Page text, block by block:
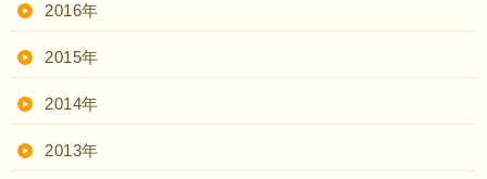
2016年
2015年
2014年
2013年